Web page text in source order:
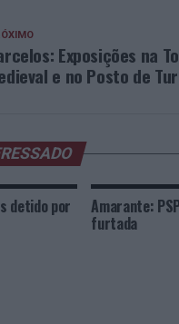
Exposições na
e no Posto de
detido por Amarante:
furtada